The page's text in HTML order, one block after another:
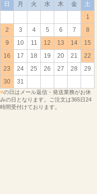
日
月 火 水 木 金
土
1
2
3 4 5 6 7
8
9
10 11 12 13 14
15
16
17 18 19 20 21
22
23
24 25 26 27 28
29
30
31
■の日はメール返信・発送業務がお休
みの日となります。ご注文は365日24
時間受付けております。